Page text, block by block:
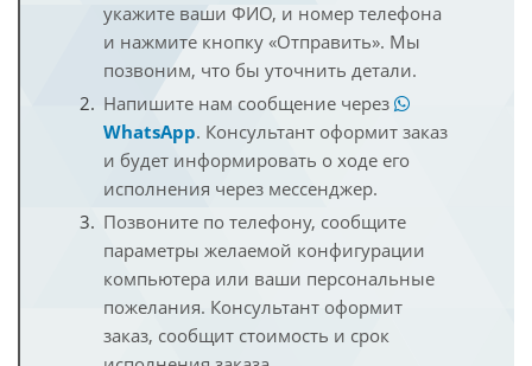
укажите ваши ФИО, и номер телефона
и нажмите кнопку «Отправить». Мы
позвоним, что бы уточнить детали.
Напишите нам сообщение через
WhatsApp. Консультант оформит заказ
и будет информировать о ходе его
исполнения через мессенджер.
Позвоните по телефону, сообщите
параметры желаемой конфигурации
компьютера или ваши персональные
пожелания. Консультант оформит
заказ, сообщит стоимость и срок